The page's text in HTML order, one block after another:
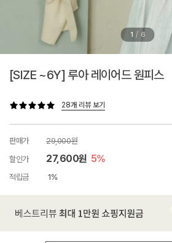
1 / 6
[SIZE ~6Y] 루아 레이어드 원피스
28개 리뷰 보기
판매가
29,000원
할인가
27,600원 5%
적립금 1%